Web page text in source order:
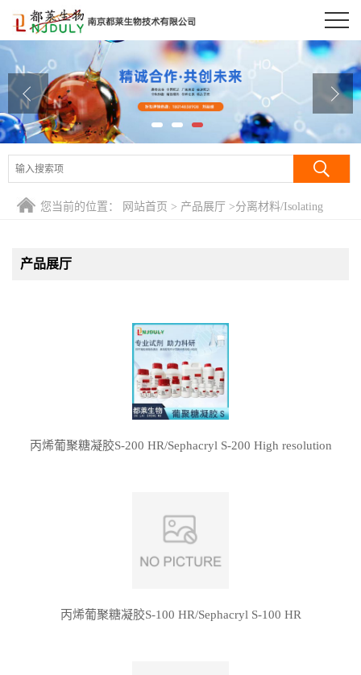
公司首页
公司介绍
公司动态
产品展厅
证书荣誉
您当前的位置： 网站首页 > 产品展厅 >分离材料/Isolating
产品展厅
丙烯葡聚糖凝胶S-200 HR/Sephacryl S-200 High resolution
丙烯葡聚糖凝胶S-100 HR/Sephacryl S-100 HR